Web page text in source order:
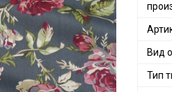
Вид
Тип